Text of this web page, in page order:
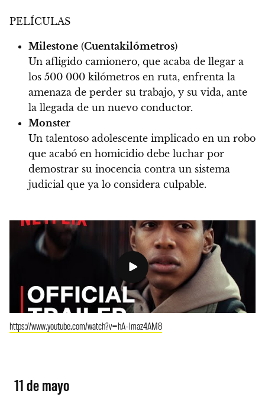
PELÍCULAS
Milestone (Cuentakilómetros)
Un afligido camionero, que acaba de llegar a
los 500 000 kilómetros en ruta, enfrenta la
amenaza de perder su trabajo, y su vida, ante
la llegada de un nuevo conductor.
Monster
Un talentoso adolescente implicado en un robo
que acabó en homicidio debe luchar por
demostrar su inocencia contra un sistema
judicial que ya lo considera culpable.
https://www.youtube.com/watch?v=hA-lmaz4AM8
11 de mayo